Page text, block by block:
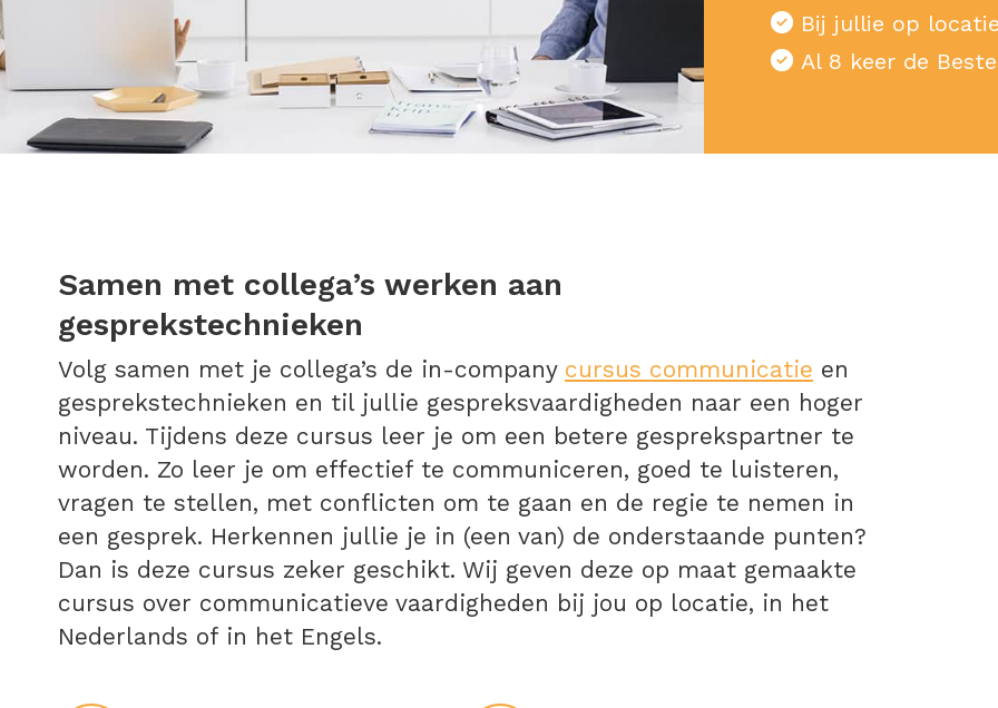
Bij jullie op
Al 8 keer de
Samen met collega’s werken aan
gesprekstechnieken
Volg samen met je collega’s de in-company cursus communicatie en
gesprekstechnieken en til jullie gespreksvaardigheden naar een hoger
niveau. Tijdens deze cursus leer je om een betere gesprekspartner te
worden. Zo leer je om effectief te communiceren, goed te luisteren,
vragen te stellen, met conflicten om te gaan en de regie te nemen in
een gesprek. Herkennen jullie je in (een van) de onderstaande punten?
Dan is deze cursus zeker geschikt. Wij geven deze op maat gemaakte
cursus over communicatieve vaardigheden bij jou op locatie, in het
Nederlands of in het Engels.